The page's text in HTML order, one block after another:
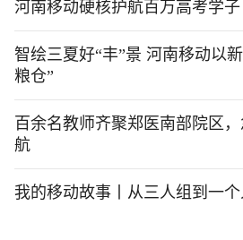
河南移动硬核护航百万高考学子
智绘三夏好“丰”景 河南移动以
粮仓”
百余名教师齐聚郑医南部院区
航
我的移动故事丨从三人组到一